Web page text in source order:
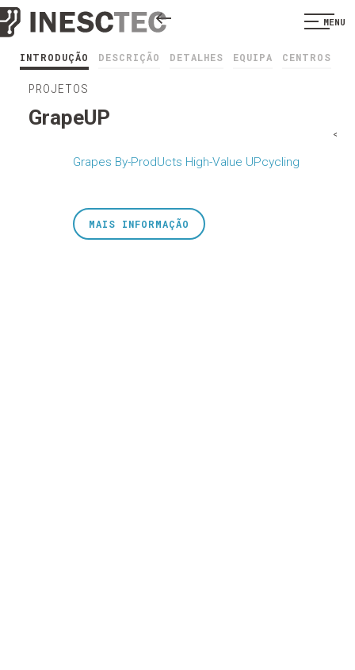
MENU
INTRODUÇÃO DESCRIÇÃO DETALHES EQUIPA CENTROS
PROJETOS
GrapeUP
Grapes By-ProdUcts High-Value UPcycling
<
MAIS INFORMAÇÃO